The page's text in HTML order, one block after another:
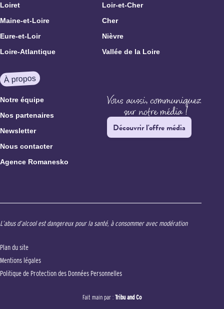
Loiret
Loir-et-Cher
Maine-et-Loire
Cher
Eure-et-Loir
Nièvre
Loire-Atlantique
Vallée de la Loire
À propos
Notre équipe
Nos partenaires
Newsletter
Nous contacter
Agence Romanesko
Découvrir l'offre média
L’abus d’alcool est dangereux pour la santé, à consommer avec modération
Plan du site
Mentions légales
Politique de Protection des Données Personnelles
Fait main par : Tribu and Co